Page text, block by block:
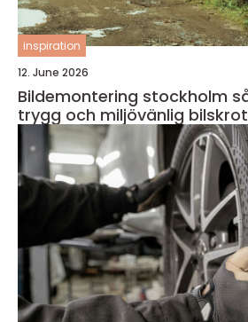
inspiration
12. June 2026
Bildemontering stockholm så fungerar en
trygg och miljövänlig bilskrot